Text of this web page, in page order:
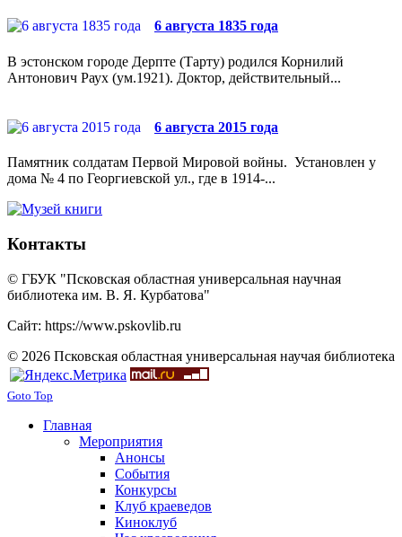
6 августа 1835 года
В эстонском городе Дерпте (Тарту) родился Корнилий
Антонович Раух (ум.1921). Доктор, действительный...
6 августа 2015 года
Памятник солдатам Первой Мировой войны. Установлен у
дома № 4 по Георгиевской ул., где в 1914-...
Контакты
© ГБУК "Псковская областная универсальная научная
библиотека им. В. Я. Курбатова"
Сайт: https://www.pskovlib.ru
© 2026 Псковская областная универсальная научая библиотека
Goto Top
Главная
Мероприятия
Анонсы
События
Конкурсы
Клуб краеведов
Киноклуб